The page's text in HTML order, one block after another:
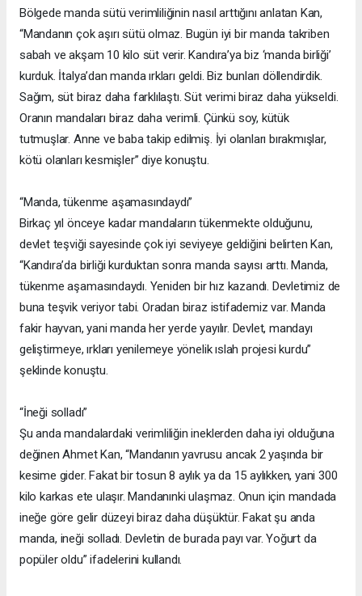
Bölgede manda sütü verimliliğinin nasıl arttığını anlatan Kan,
“Mandanın çok aşırı sütü olmaz. Bugün iyi bir manda takriben
sabah ve akşam 10 kilo süt verir. Kandıra’ya biz ‘manda birliği’
kurduk. İtalya’dan manda ırkları geldi. Biz bunları döllendirdik.
Sağım, süt biraz daha farklılaştı. Süt verimi biraz daha yükseldi.
Oranın mandaları biraz daha verimli. Çünkü soy, kütük
tutmuşlar. Anne ve baba takip edilmiş. İyi olanları bırakmışlar,
kötü olanları kesmişler” diye konuştu.
“Manda, tükenme aşamasındaydı”
Birkaç yıl önceye kadar mandaların tükenmekte olduğunu,
devlet teşviği sayesinde çok iyi seviyeye geldiğini belirten Kan,
“Kandıra’da birliği kurduktan sonra manda sayısı arttı. Manda,
tükenme aşamasındaydı. Yeniden bir hız kazandı. Devletimiz de
buna teşvik veriyor tabi. Oradan biraz istifademiz var. Manda
fakir hayvan, yani manda her yerde yayılır. Devlet, mandayı
geliştirmeye, ırkları yenilemeye yönelik ıslah projesi kurdu”
şeklinde konuştu.
“İneği solladı”
Şu anda mandalardaki verimliliğin ineklerden daha iyi olduğuna
değinen Ahmet Kan, “Mandanın yavrusu ancak 2 yaşında bir
kesime gider. Fakat bir tosun 8 aylık ya da 15 aylıkken, yani 300
kilo karkas ete ulaşır. Mandanınki ulaşmaz. Onun için mandada
ineğe göre gelir düzeyi biraz daha düşüktür. Fakat şu anda
manda, ineği solladı. Devletin de burada payı var. Yoğurt da
popüler oldu” ifadelerini kullandı.